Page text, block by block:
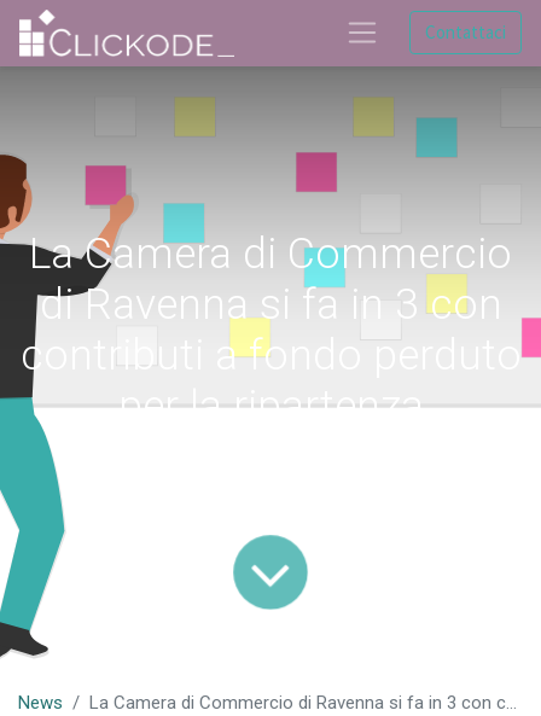
Contattaci
La Camera di Commercio
di Ravenna si fa in 3 con
contributi a fondo perduto
per la ripartenza
News La Camera di Commercio di Ravenna si fa in 3 con contributi a fondo perduto per la ripartenza